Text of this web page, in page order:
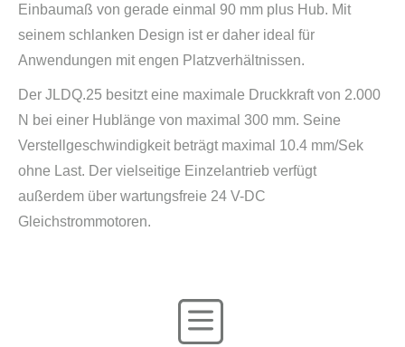
Einbaumaß von gerade einmal 90 mm plus Hub. Mit
seinem schlanken Design ist er daher ideal für
Anwendungen mit engen Platzverhältnissen.
Der JLDQ.25 besitzt eine maximale Druckkraft von 2.000
N bei einer Hublänge von maximal 300 mm. Seine
Verstellgeschwindigkeit beträgt maximal 10.4 mm/Sek
ohne Last. Der vielseitige Einzelantrieb verfügt
außerdem über wartungsfreie 24 V-DC
Gleichstrommotoren.